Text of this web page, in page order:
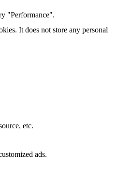
"Performance".
It does not store any personal
etc.
ads.